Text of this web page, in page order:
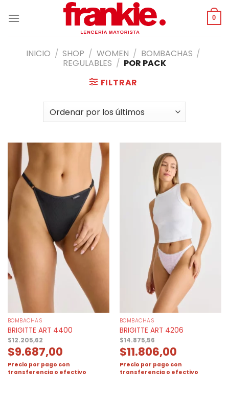
0
INICIO / SHOP / WOMEN / BOMBACHAS /
REGULABLES / POR PACK
FILTRAR
BOMBACHAS
BRIGITTE ART 4400
$12.205,62
$9.687,00
Precio por pago con
transferencia o efectivo
BOMBACHAS
BRIGITTE ART 4206
$14.875,56
$11.806,00
Precio por pago con
transferencia o efectivo